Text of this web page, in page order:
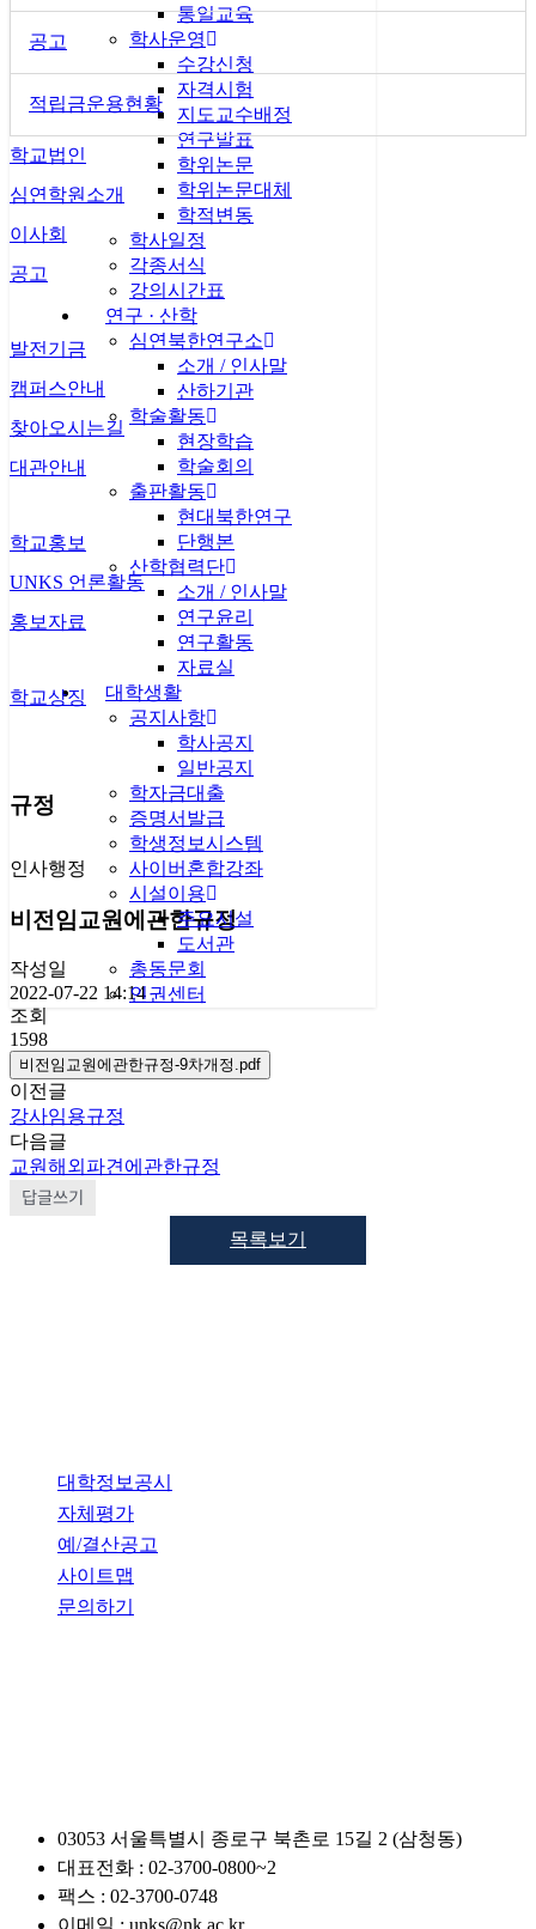
통일교육
학사운영
수강신청
자격시험
지도교수배정
연구발표
학위논문
학위논문대체
학적변동
학사일정
각종서식
강의시간표
연구 · 산학
심연북한연구소
소개 / 인사말
산하기관
학술활동
현장학습
학술회의
출판활동
현대북한연구
단행본
산학협력단
소개 / 인사말
연구윤리
연구활동
자료실
대학생활
공지사항
학사공지
일반공지
학자금대출
증명서발급
학생정보시스템
사이버혼합강좌
시설이용
주요시설
도서관
총동문회
인권센터
공고
적립금운용현황
학교법인
심연학원소개
이사회
공고
발전기금
캠퍼스안내
찾아오시는길
대관안내
학교홍보
UNKS 언론활동
홍보자료
학교상징
규정
인사행정
비전임교원에관한규정
작성일
2022-07-22 14:14
조회
1598
비전임교원에관한규정-9차개정.pdf
이전글
강사임용규정
다음글
교원해외파견에관한규정
답글쓰기
목록보기
대학정보공시
자체평가
예/결산공고
사이트맵
문의하기
03053 서울특별시 종로구 북촌로 15길 2 (삼청동)
대표전화 : 02-3700-0800~2
팩스 : 02-3700-0748